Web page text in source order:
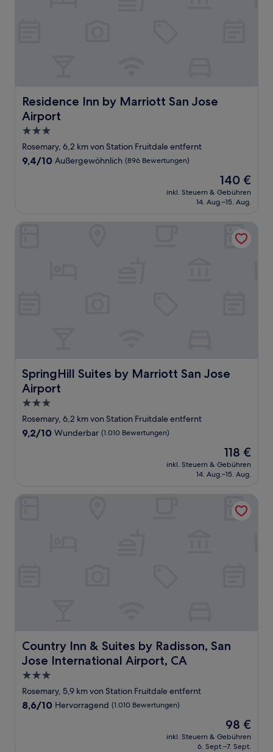
Residence Inn by Marriott San Jose
Airport
Residence Inn by Marriott San Jose Airport
3.0-
Sterne-
Unterkunft
Rosemary, 6,2 km von Station Fruitdale entfernt
9.4
9,4/10 Außergewöhnlich (896 Bewertungen)
Der
Preis
beträgt
140 €
inkl. Steuern & Gebühren
14. Aug.–15. Aug.
SpringHill Suites by Marriott San Jose
Airport
SpringHill Suites by Marriott San Jose Airport
3.0-
Sterne-
Unterkunft
Rosemary, 6,2 km von Station Fruitdale entfernt
9.2
9,2/10 Wunderbar (1.010 Bewertungen)
Der
Preis
beträgt
118 €
inkl. Steuern & Gebühren
14. Aug.–15. Aug.
Country Inn & Suites by Radisson, San
Jose International Airport, CA
Country Inn & Suites by Radisson, San Jose
3.0-
Sterne-
Unterkunft
Rosemary, 5,9 km von Station Fruitdale entfernt
8.6
8,6/10 Hervorragend (1.010 Bewertungen)
Der
Preis
beträgt
98 €
inkl. Steuern & Gebühren
6. Sept.–7. Sept.
Country Inn & Suites by Radisson, San Jose International